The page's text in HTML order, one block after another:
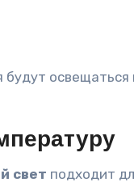
освещаться
свет подходит